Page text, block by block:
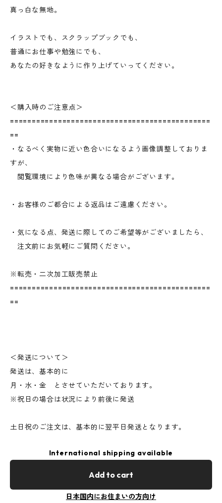
真っ白な無地。
イラストでも、スクラップブックでも、
普通にお仕事や勉強にでも、
あなたの好きなように作り上げていってください。
＜購入時のご注意点＞
==============================================
==
・なるべく実物に近い色合いになるよう画像調整しておりま
すが、
閲覧環境により色味が異なる場合がございます。
・お客様のご都合による返品はご遠慮ください。
・気になる点、発送に際してのご希望等がございましたら、
注文前にお気軽にご質問ください。
※転売・二次加工販売禁止
==============================================
==
＜発送について＞
発送は、基本的に
月・水・金 とさせていただいております。
※祝日の場合は状況により前後に発送
土日祝のご注文は、基本的に翌平日発送となります。
International shipping available
Add to cart
日本国内にお住まいの方向け